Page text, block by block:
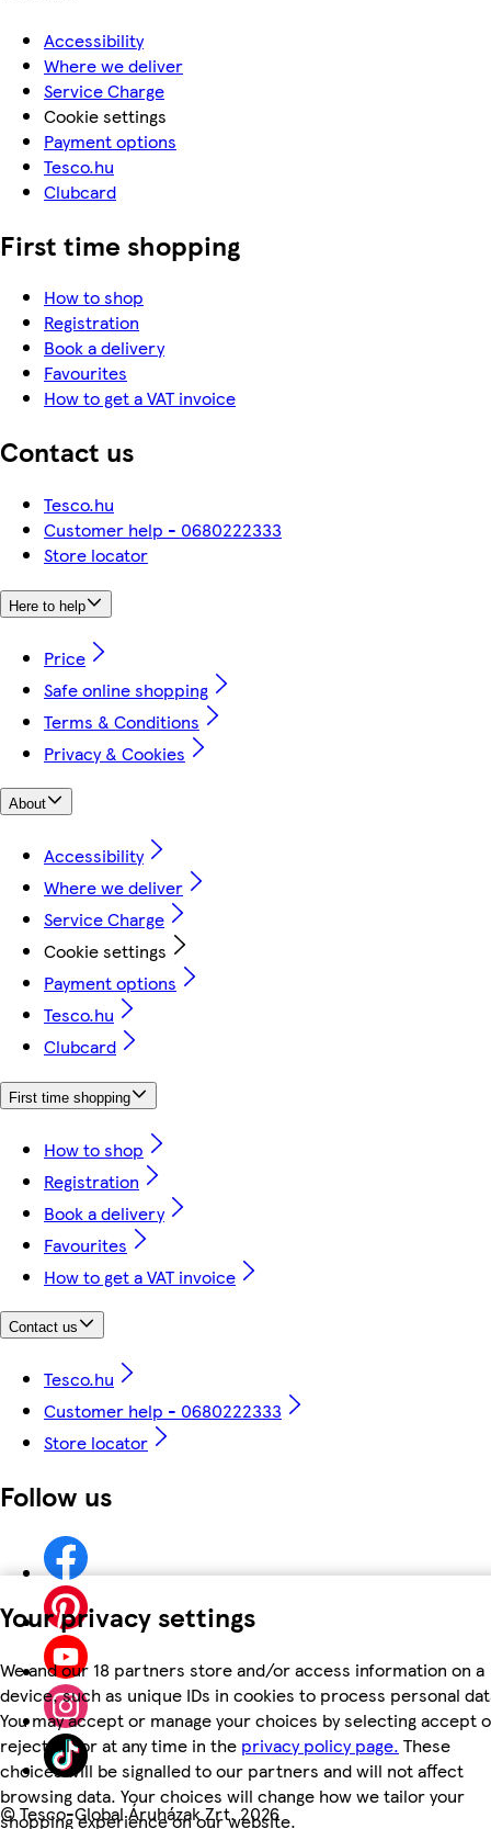
Your privacy settings
We and our 18 partners store and/or access information on a
device, such as unique IDs in cookies to process personal
You may accept or manage your choices by selecting accept
reject all, or at any time in the privacy policy page. These
choices will be signalled to our partners and will not affect
browsing data. Your choices will change how we tailor your
shopping experience on our website.
Accessibility
Where we deliver
Service Charge
Cookie settings
Payment options
Tesco.hu
Clubcard
First time shopping
How to shop
Registration
Book a delivery
Favourites
How to get a VAT invoice
Contact us
Tesco.hu
Customer help - 0680222333
Store locator
Here to help
Price
Safe online shopping
Terms & Conditions
Privacy & Cookies
About
Accessibility
Where we deliver
Service Charge
Cookie settings
Payment options
Tesco.hu
Clubcard
First time shopping
How to shop
Registration
Book a delivery
Favourites
How to get a VAT invoice
Contact us
Tesco.hu
Customer help - 0680222333
Store locator
Follow us
©Tesco-Global Áruházak Zrt. 2026